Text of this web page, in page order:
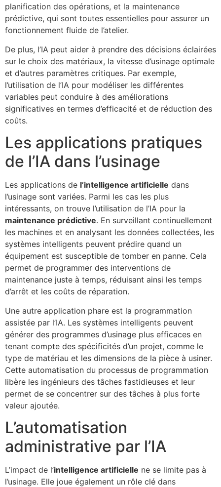
planification des opérations, et la maintenance
prédictive, qui sont toutes essentielles pour assurer un
fonctionnement fluide de l’atelier.
De plus, l’IA peut aider à prendre des décisions éclairées
sur le choix des matériaux, la vitesse d’usinage optimale
et d’autres paramètres critiques. Par exemple,
l’utilisation de l’IA pour modéliser les différentes
variables peut conduire à des améliorations
significatives en termes d’efficacité et de réduction des
coûts.
Les applications pratiques
de l’IA dans l’usinage
Les applications de l’intelligence artificielle dans
l’usinage sont variées. Parmi les cas les plus
intéressants, on trouve l’utilisation de l’IA pour la
maintenance prédictive. En surveillant continuellement
les machines et en analysant les données collectées, les
systèmes intelligents peuvent prédire quand un
équipement est susceptible de tomber en panne. Cela
permet de programmer des interventions de
maintenance juste à temps, réduisant ainsi les temps
d’arrêt et les coûts de réparation.
Une autre application phare est la programmation
assistée par l’IA. Les systèmes intelligents peuvent
générer des programmes d’usinage plus efficaces en
tenant compte des spécificités d’un projet, comme le
type de matériau et les dimensions de la pièce à usiner.
Cette automatisation du processus de programmation
libère les ingénieurs des tâches fastidieuses et leur
permet de se concentrer sur des tâches à plus forte
valeur ajoutée.
L’automatisation
administrative par l’IA
L’impact de l’intelligence artificielle ne se limite pas à
l’usinage. Elle joue également un rôle clé dans